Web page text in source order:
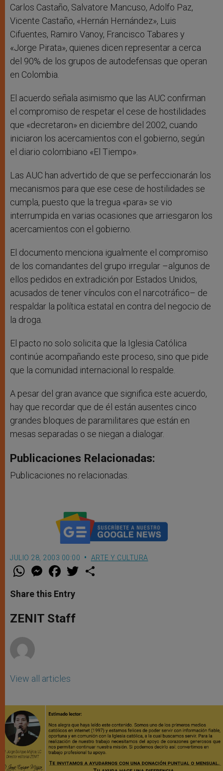
Carlos Castaño, Salvatore Mancuso, Adolfo Paz,
Vicente Castaño, «Hernán Hernández», Luis
Cifuentes, Ramiro Vanoy, Francisco Tabares y
«Jorge Pirata», quienes dicen representar a cerca
del 90% de los grupos de autodefensas que operan
en Colombia.
El acuerdo señala asimismo que las AUC confirman
el compromiso de respetar el cese de hostilidades
que «decretaron» en diciembre del 2002, cuando
iniciaron los acercamientos con el gobierno, según
el diario colombiano «El Tiempo».
Las AUC han advertido de que se perfeccionarán los
mecanismos para que ese cese de hostilidades se
cumpla, puesto que la tregua «para» se vio
interrumpida en varias ocasiones que arriesgaron los
acercamientos con el gobierno.
El documento menciona igualmente el compromiso
de los comandantes del grupo irregular –algunos de
ellos pedidos en extradición por Estados Unidos,
acusados de tener vínculos con el narcotráfico– de
respaldar la política estatal en contra del negocio de
la droga.
El pacto no solo solicita que la Iglesia Católica
continúe acompañando este proceso, sino que pide
que la comunidad internacional lo respalde.
A pesar del gran avance que significa este acuerdo,
hay que recordar que de él están ausentes cinco
grandes bloques de paramilitares que están en
mesas separadas o se niegan a dialogar.
Publicaciones Relacionadas:
Publicaciones no relacionadas.
JULIO 28, 2003 00:00 ARTE Y CULTURA
W
t
s
p
p
M
e
s
e
g
e
F
a
e
b
o
k
w
Share this Entry
ZENIT Staff
View all articles